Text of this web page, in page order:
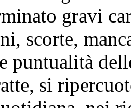
gravi
scorte,
puntualità
si